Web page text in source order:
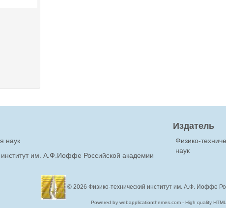
наук
институт им. А.Ф.Иоффе Российской академии
Издатель
Физико-
наук
© 2026 Физико-технический институт им. А.Ф. Иоффе
Powered by webapplicationthemes.com - High quality